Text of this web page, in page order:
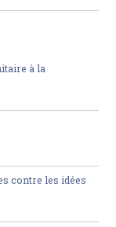
à la
contre les idées